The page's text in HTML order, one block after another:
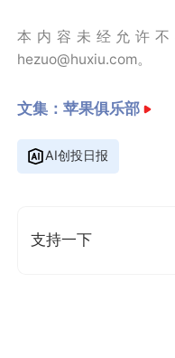
本内容未经允许
hezuo@huxiu.com。
文集：苹果俱乐部
AI创投日报
支持一下